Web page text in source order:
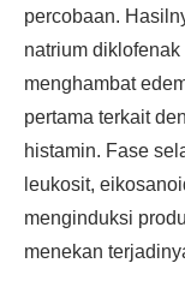
percobaan.
natrium
menghambat
pertama terkait
histamin. Fase
leukosit,
menginduksi
menekan